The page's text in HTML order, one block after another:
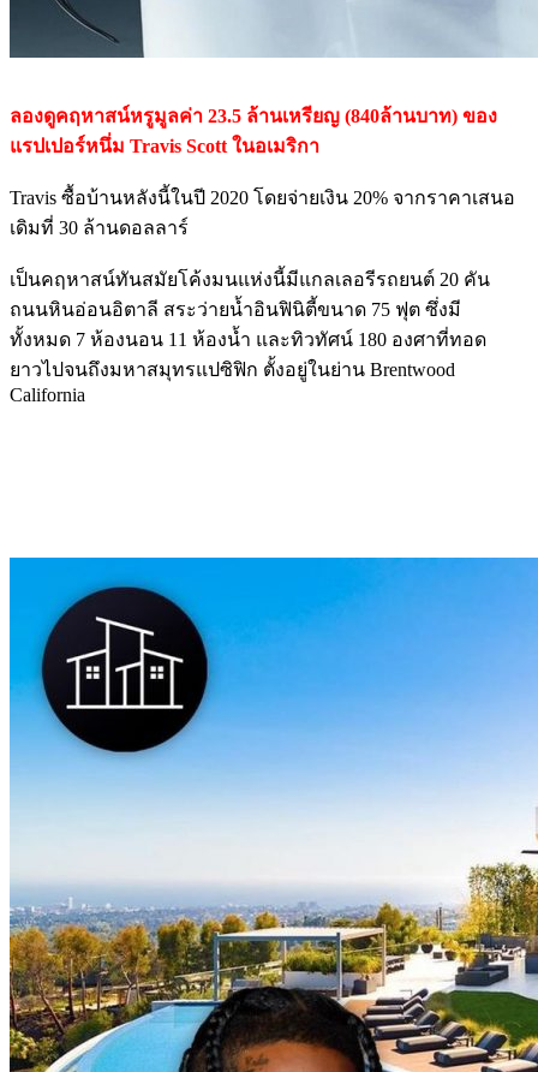
ลองดูคฤหาสน์หรูมูลค่า 23.5 ล้านเหรียญ (840ล้านบาท) ของ
แรปเปอร์หนึ่ม Travis Scott ในอเมริกา
Travis ซื้อบ้านหลังนี้ในปี 2020 โดยจ่ายเงิน 20% จากราคาเสนอ
เดิมที่ 30 ล้านดอลลาร์
เป็นคฤหาสน์ทันสมัยโค้งมนแห่งนี้มีแกลเลอรีรถยนต์ 20 คัน
ถนนหินอ่อนอิตาลี สระว่ายน้ำอินฟินิตี้ขนาด 75 ฟุต ซึ่งมี
ทั้งหมด 7 ห้องนอน 11 ห้องน้ำ และทิวทัศน์ 180 องศาที่ทอด
ยาวไปจนถึงมหาสมุทรแปซิฟิก ตั้งอยู่ในย่าน Brentwood
California